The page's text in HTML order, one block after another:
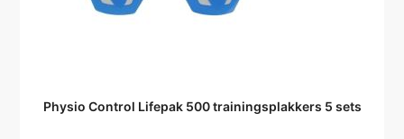
Physio Control Lifepak 500 trainingsplakkers 5 sets